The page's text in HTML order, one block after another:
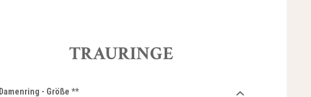
TRAURINGE
Damenring - Größe **